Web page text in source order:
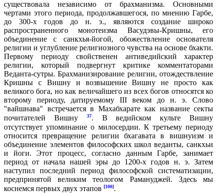
существовала независимо от брахманизма. Основными
чертами этого периода, продолжавшегося, по мнению Гарбе,
до 300-х годов до н. э., являются создание широко
распространенного монотеизма Васудэвы-Кришны, его
объединение с санкхья-йогой, обожествление основателя
религии и углубление религиозного чувства на основе бхакти.
Первому периоду свойственен антиведийский характер
религии, который подвергнут критике комментаторами
Веданта-сутры. Брахманизирование религии, отождествление
Кришны с Вишну и возвышение Вишну не просто как
великого бога, но как величайшего из всех богов относятся ко
второму периоду, датируемому III веком до н. э. Слово
"вайшнава" встречается в Махабхарате как название секты
почитателей Вишну
37. В ведийском культе Вишну
отсутствует упоминание о милосердии. К третьему периоду
относится превращение религии бхагавата в вишнуизм и
объединение элементов философских школ веданты, санкхьи
и йоги. Этот процесс, согласно данным Гарбе, занимает
период от начала нашей эры до 1200-х годов н. э. Затем
наступил последний период философской систематизации,
предпринятой великим теологом Рамануджей. Здесь мы
коснемся первых двух этапов [100].